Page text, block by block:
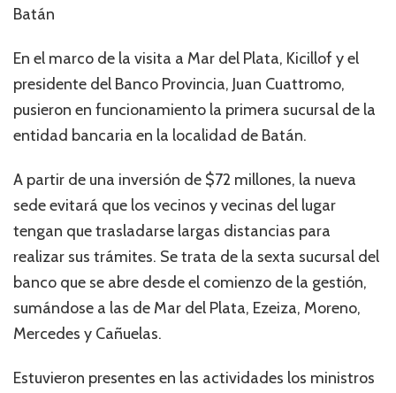
Batán
En el marco de la visita a Mar del Plata, Kicillof y el
presidente del Banco Provincia, Juan Cuattromo,
pusieron en funcionamiento la primera sucursal de la
entidad bancaria en la localidad de Batán.
A partir de una inversión de $72 millones, la nueva
sede evitará que los vecinos y vecinas del lugar
tengan que trasladarse largas distancias para
realizar sus trámites. Se trata de la sexta sucursal del
banco que se abre desde el comienzo de la gestión,
sumándose a las de Mar del Plata, Ezeiza, Moreno,
Mercedes y Cañuelas.
Estuvieron presentes en las actividades los ministros